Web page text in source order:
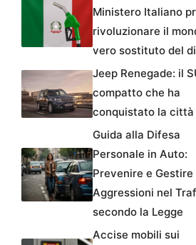
Ministero Italiano
rivoluzionare il
vero sostituto del
Jeep Renegade: il
compatto che ha
conquistato la città
Guida alla Difesa
Personale in Auto:
Prevenire e Gestire
Aggressioni nel
secondo la Legge
Accise mobili sui